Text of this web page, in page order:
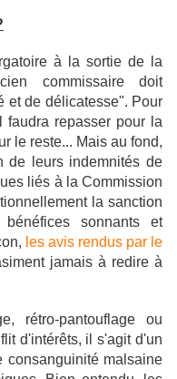
à la sortie de la
commissaire doit
et de délicatesse". Pour
faudra repasser pour la
le reste... Mais au fond,
de leurs indemnités de
liés à la Commission
la sanction
sonnants et
les avis rendus par le
jamais à redire à
rétro-pantouflage ou
d'intérêts, il s'agit d'un
consanguinité malsaine